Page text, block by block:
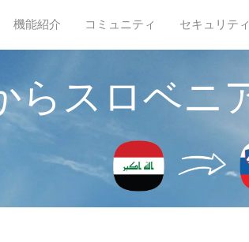
機能紹介 コミュニティ セキュリテ
らスロベニ